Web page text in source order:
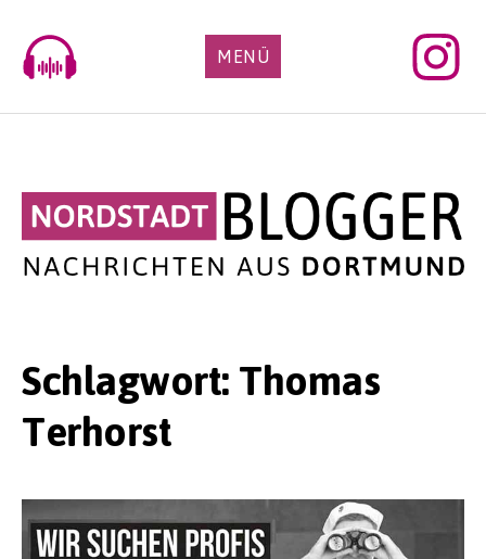
content
MENÜ
Schlagwort: Thomas
Terhorst